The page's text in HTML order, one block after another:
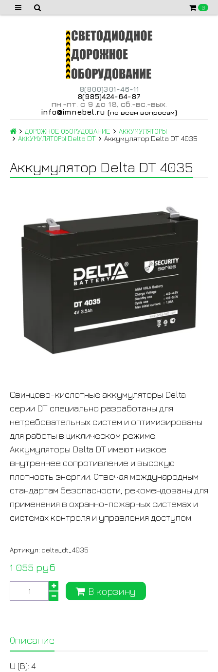
0
8(800)301-46-11
8(985)424-64-87
пн -пт с 9 до 18, сб -вс -вых.
info@imnebel.ru (по всем вопросам)
ДОРОЖНОЕ ОБОРУДОВАНИЕ
АККУМУЛЯТОРЫ
АККУМУЛЯТОРЫ Delta DT
Аккумулятор Delta DT 4035
Аккумулятор Delta DT 4035
Свинцово-кислотные аккумуляторы Delta
серии DT специально разработаны для
нетребовательных систем и оптимизированы
для работы в циклическом режиме.
Аккумуляторы Delta DT имеют низкое
внутреннее сопротивление и высокую
плотность энергии. Отвечая международным
стандартам безопасности, рекомендованы для
применения в охранно-пожарных системах и
системах контроля и управления доступом.
Артикул: delta_dt_4035
1 055 руб
В корзину
Описание
U (В): 4